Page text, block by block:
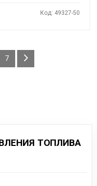
Код: 49327-50
7
ТОПЛИВА